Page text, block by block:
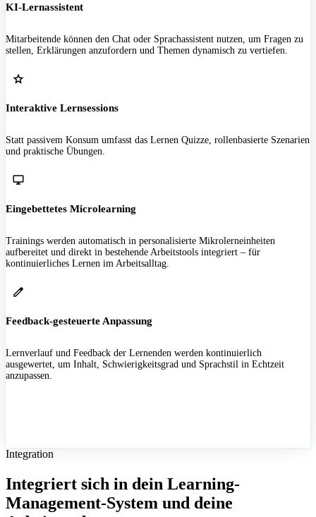
KI-Lernassistent
Mitarbeitende können den Chat oder Sprachassistent nutzen, um Fragen zu
stellen, Erklärungen anzufordern und Themen dynamisch zu vertiefen.
Interaktive Lernsessions
Statt passivem Konsum umfasst das Lernen Quizze, rollenbasierte Szenarien
und praktische Übungen.
Eingebettetes Microlearning
Trainings werden automatisch in personalisierte Mikrolerneinheiten
aufbereitet und direkt in bestehende Arbeitstools integriert – für
kontinuierliches Lernen im Arbeitsalltag.
Feedback-gesteuerte Anpassung
Lernverlauf und Feedback der Lernenden werden kontinuierlich
ausgewertet, um Inhalt, Schwierigkeitsgrad und Sprachstil in Echtzeit
anzupassen.
Integration
Integriert sich in dein Learning-
Management-System und deine